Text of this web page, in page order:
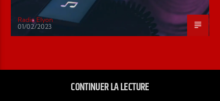
Radio Elyon
01/02/2023
CONTINUER LA LECTURE